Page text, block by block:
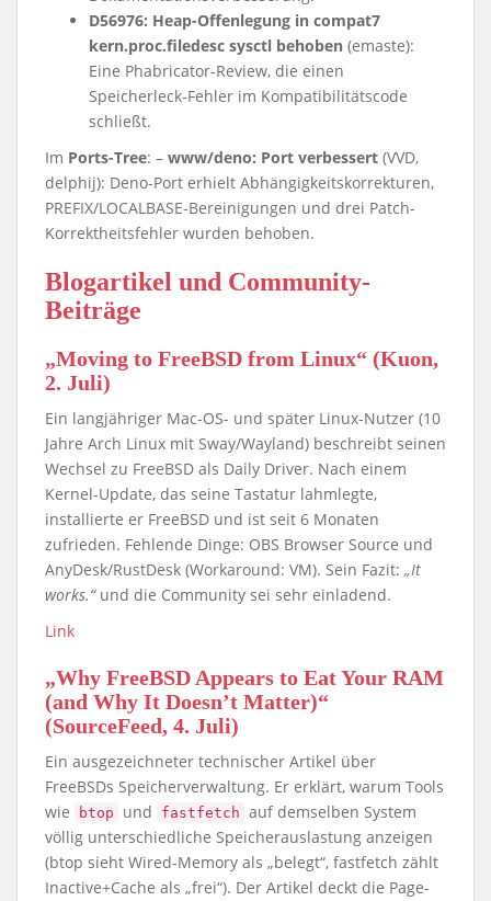
D56976: Heap-Offenlegung in compat7
kern.proc.filedesc sysctl behoben (emaste):
Eine Phabricator-Review, die einen
Speicherleck-Fehler im Kompatibilitätscode
schließt.
Im Ports-Tree: – www/deno: Port verbessert (VVD,
delphij): Deno-Port erhielt Abhängigkeitskorrekturen,
PREFIX/LOCALBASE-Bereinigungen und drei Patch-
Korrektheitsfehler wurden behoben.
Blogartikel und Community-
Beiträge
„Moving to FreeBSD from Linux“ (Kuon,
2. Juli)
Ein langjähriger Mac-OS- und später Linux-Nutzer (10
Jahre Arch Linux mit Sway/Wayland) beschreibt seinen
Wechsel zu FreeBSD als Daily Driver. Nach einem
Kernel-Update, das seine Tastatur lahmlegte,
installierte er FreeBSD und ist seit 6 Monaten
zufrieden. Fehlende Dinge: OBS Browser Source und
AnyDesk/RustDesk (Workaround: VM). Sein Fazit: „It
works.“und die Community sei sehr einladend.
Link
„Why FreeBSD Appears to Eat Your RAM
(and Why It Doesn’t Matter)“
(SourceFeed, 4. Juli)
Ein ausgezeichneter technischer Artikel über
FreeBSDs Speicherverwaltung. Er erklärt, warum Tools
wie
btop und fastfetch auf demselben System
völlig unterschiedliche Speicherauslastung anzeigen
(btop sieht Wired-Memory als „belegt“, fastfetch zählt
Inactive+Cache als „frei“). Der Artikel deckt die Page-